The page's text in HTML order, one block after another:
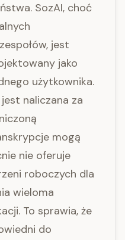
SozAI, choć
jest
jako
użytkownika.
naliczana za
mogą
nie oferuje
roboczych dla
wieloma
To sprawia, że
do